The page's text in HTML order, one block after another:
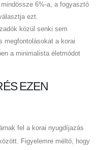
6%-a, a fogyasztó
ezt.
közül senki sem
megfontolásokat a korai
a minimalista életmódot
EZEN
fel a korai nyugdíjazás
Figyelemre méltó, hogy